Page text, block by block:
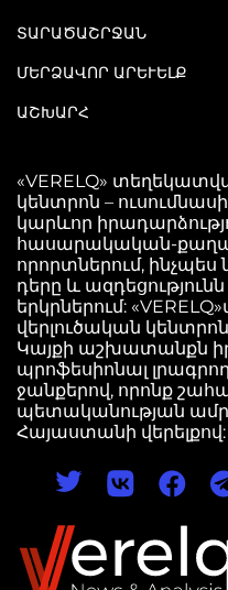
ՏԱՐԱԾԱՇՐՋԱՆ
ՄԵՐՁԱՎՈՐ ԱՐԵՒԵԼՔ
ԱՇԽԱՐՀ
«VERELQ»
կենտրոն –
կարևոր
հասարակական-
որորտներում,
դերը և
երկրներում:
վերլուծական
Կայքի աշխատանքն
պրոֆեսիոնալ
ջանքերով, որոնք
պետականության
Հայաստանի վերելքով: